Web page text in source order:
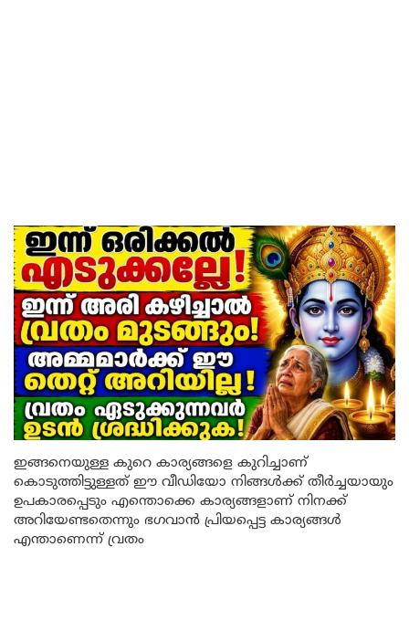
ഇങ്ങനെയുള്ള കുറെ കാര്യങ്ങളെ കുറിച്ചാണ്
കൊടുത്തിട്ടുള്ളത് ഈ വീഡിയോ നിങ്ങൾക്ക് തീർച്ചയായും
ഉപകാരപ്പെടും എന്തൊക്കെ കാര്യങ്ങളാണ് നിനക്ക്
അറിയേണ്ടതെന്നും ഭഗവാൻ പ്രിയപ്പെട്ട കാര്യങ്ങൾ
എന്താണെന്ന് വ്രതം